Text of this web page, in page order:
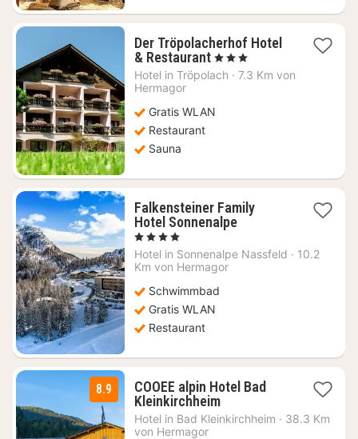
Der Tröpolacherhof Hotel
& Restaurant1
Nacht
€
, 3 Sterne
Hotel in Tröpolach · 7.3 Km von
Hermagor
Gratis WLAN
Restaurant
Sauna
Falkensteiner Family
Hotel Sonnenalpe1
ab
, 4 Sterne
Hotel in Sonnenalpe Nassfeld · 10.2
Km von Hermagor
Schwimmbad
Gratis WLAN
Restaurant
8.9
COOEE alpin Hotel Bad
Kleinkirchheim1
Nacht
Hotel in Bad Kleinkirchheim · 38.3 Km
von Hermagor